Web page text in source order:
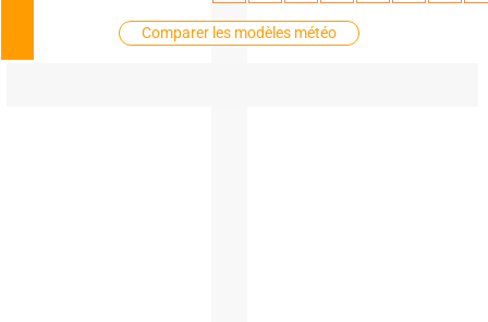
Comparer les modèles météo